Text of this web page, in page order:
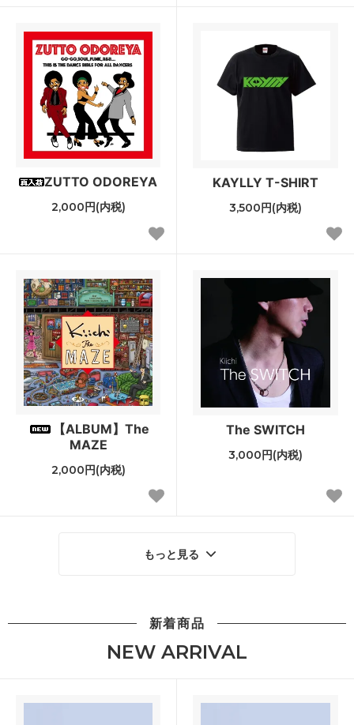
ZUTTO ODOREYA
2,000円(内税)
KAYLLY T-SHIRT
3,500円(内税)
【ALBUM】The
MAZE
2,000円(内税)
The SWITCH
3,000円(内税)
もっと見る
新着商品
NEW ARRIVAL